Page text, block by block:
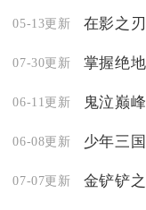
05-13更新
07-30更新
06-11更新 鬼泣巅
06-08更新
07-07更新